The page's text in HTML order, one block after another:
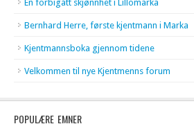
En forbigått skjønnhet i Lillomarka
Bernhard Herre, første kjentmann i Marka
Kjentmannsboka gjennom tidene
Velkommen til nye Kjentmenns forum
POPULÆRE EMNER